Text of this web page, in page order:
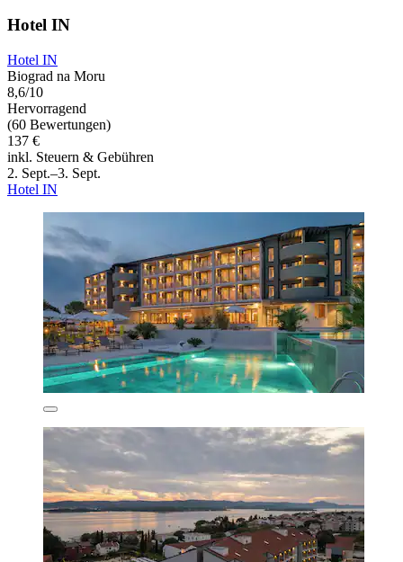
Hotel IN
Hotel IN
Biograd na Moru
8,6/10
Hervorragend
(60 Bewertungen)
137 €
inkl. Steuern & Gebühren
2. Sept.–3. Sept.
Hotel IN